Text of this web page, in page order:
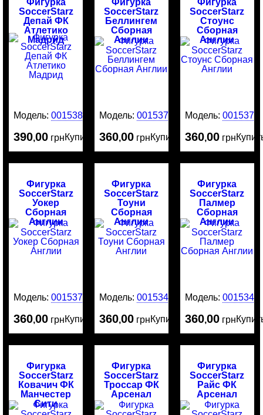
Фигурка
SoccerStarz
Депай ФК
Атлетико
Мадрид
Модель:0015380
390,00 грнКупить
Фигурка
SoccerStarz
Беллингем
Сборная
Англии
Модель:0015379
360,00 грнКупить
Фигурка
SoccerStarz
Стоунс
Сборная
Англии
Модель: 0015376
360,00 грн
Фигурка
SoccerStarz
Уокер
Сборная
Англии
Модель:0015375
360,00 грнКупить
Фигурка
SoccerStarz
Тоуни
Сборная
Англии
Модель:0015342
360,00 грнКупить
Фигурка
SoccerStarz
Палмер
Сборная
Англии
Модель: 0015341
360,00 грн
Фигурка
SoccerStarz
Ковачич ФК
Манчестер
Сити
Фигурка
SoccerStarz
Троссар ФК
Арсенал
Фигурка
SoccerStarz
Райс ФК
Арсенал